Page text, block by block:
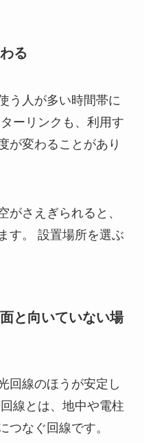
る
う人が多い時間帯に
ーリンクも、利用す
が変わることがあり
がさえぎられると、
す。 設置場所を選ぶ
と向いていない場
回線のほうが安定し
線とは、地中や電柱
つなぐ回線です。